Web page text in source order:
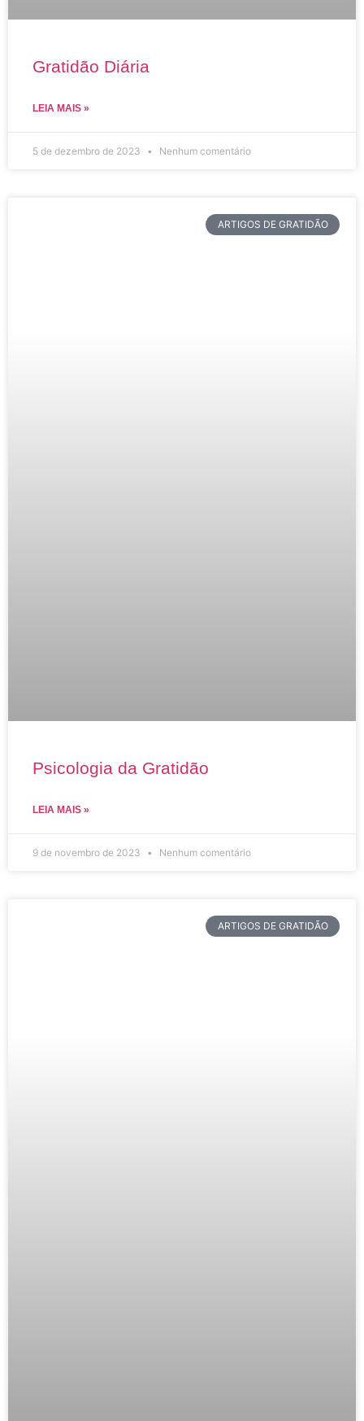
Gratidão Diária
LEIA MAIS »
5 de dezembro de 2023 Nenhum comentário
ARTIGOS DE GRATIDÃO
Psicologia da Gratidão
LEIA MAIS »
9 de novembro de 2023 Nenhum comentário
ARTIGOS DE GRATIDÃO